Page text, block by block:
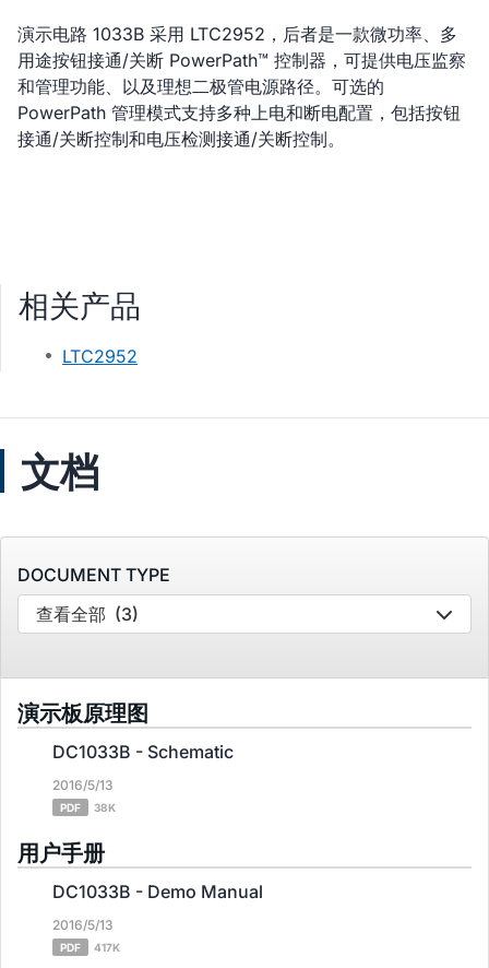
演示电路 1033B 采用 LTC2952，后者是一款微功率、多
用途按钮接通/关断 PowerPath™ 控制器，可提供电压监察
和管理功能、以及理想二极管电源路径。可选的
PowerPath 管理模式支持多种上电和断电配置，包括按钮
接通/关断控制和电压检测接通/关断控制。
相关产品
LTC2952
文档
DOCUMENT TYPE
查看全部 (3)
演示板原理图
DC1033B - Schematic
2016/5/13
PDF 38K
用户手册
DC1033B - Demo Manual
2016/5/13
PDF 417K